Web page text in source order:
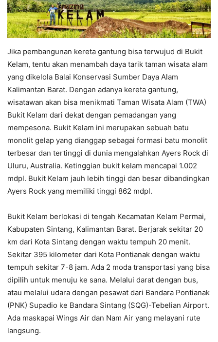
Jika pembangunan kereta gantung bisa terwujud di Bukit
Kelam, tentu akan menambah daya tarik taman wisata alam
yang dikelola Balai Konservasi Sumber Daya Alam
Kalimantan Barat. Dengan adanya kereta gantung,
wisatawan akan bisa menikmati Taman Wisata Alam (TWA)
Bukit Kelam dari dekat dengan pemadangan yang
mempesona. Bukit Kelam ini merupakan sebuah batu
monolit gelap yang dianggap sebagai formasi batu monolit
terbesar dan tertinggi di dunia mengalahkan Ayers Rock di
Uluru, Australia. Ketinggian bukit kelam mencapai 1.002
mdpl. Bukit Kelam jauh lebih tinggi dan besar dibandingkan
Ayers Rock yang memiliki tinggi 862 mdpl.
Bukit Kelam berlokasi di tengah Kecamatan Kelam Permai,
Kabupaten Sintang, Kalimantan Barat. Berjarak sekitar 20
km dari Kota Sintang dengan waktu tempuh 20 menit.
Sekitar 395 kilometer dari Kota Pontianak dengan waktu
tempuh sekitar 7-8 jam. Ada 2 moda transportasi yang bisa
dipilih untuk menuju ke sana. Melalui darat dengan bus,
atau melalui udara dengan pesawat dari Bandara Pontianak
(PNK) Supadio ke Bandara Sintang (SQG)-Tebelian Airport.
Ada maskapai Wings Air dan Nam Air yang melayani rute
langsung.